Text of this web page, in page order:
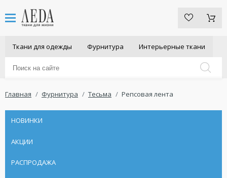
Ткани для одежды Фурнитура Интерьерные ткани
Главная Фурнитура Тесьма Репсовая лента
НОВИНКИ
АКЦИИ
РАСПРОДАЖА